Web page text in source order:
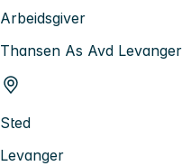
Arbeidsgiver
Thansen As Avd Levanger
Sted
Levanger